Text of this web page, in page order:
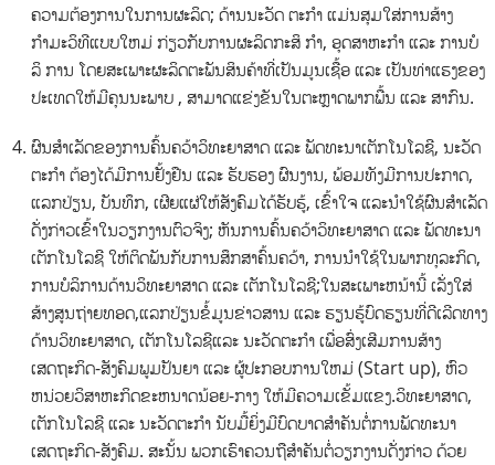
ຄວາມຕ້ອງການໃນການຜະລິດ; ດ້ານນະວັດ ຕະກໍາ ແມ່ນສຸມໃສ່ການສ້າງ
ກໍາມະວິທີແບບໃຫມ່ ກ່ຽວກັບການຜະລິດກະສິ ກໍາ, ອຸດສາຫະກໍາ ແລະ ການບໍ
ລິ ການ ໂດຍສະເພາະຜະລິດຕະພັນສິນຄ້າທີ່ເປັນມູນເຊື້ອ ແລະ ເປັນທ່າແຮງຂອງ
ປະເທດໃຫ້ມີຄຸນນະພາບ , ສາມາດແຂ່ງຂັນໃນຕະຫຼາດພາກພື້ນ ແລະ ສາກົນ.
ຜົນສໍາເລັດຂອງການຄົ້ນຄວ້າວິທະຍາສາດ ແລະ ພັດທະນາເຕັກໂນໂລຊີ, ນະວັດ
ຕະກໍາ ຕ້ອງໄດ້ມີການຢັ້ງຢືນ ແລະ ຮັບຮອງ ຜົນງານ, ພ້ອມທັງມີການປະກາດ,
ແລກປ່ຽນ, ບັນທຶກ, ເຜີຍແຜ່ໃຫ້ສັງຄົມໄດ້ຮັບຮູ້, ເຂົ້າໃຈ ແລະນໍາໃຊ້ຜົນສໍາເລັດ
ດັ່ງກ່າວເຂົ້າໃນວຽກງານຕົວຈິງ; ຫັນການຄົ້ນຄວ້າວິທະຍາສາດ ແລະ ພັດທະນາ
ເຕັກໂນໂລຊີ ໃຫ້ຕິດພັນກັບການສຶກສາຄົ້ນຄວ້າ, ການນໍາໃຊ້ໃນພາກທຸລະກິດ,
ການບໍລິການດ້ານວິທະຍາສາດ ແລະ ເຕັກໂນໂລຊີ;ໃນສະເພາະຫນ້ານີ້ ເລັ່ງໃສ່
ສ້າງສູນຖ່າຍທອດ,ແລກປ່ຽນຂໍ້ມູນຂ່າວສານ ແລະ ຮຽນຮູ້ບົດຮຽນທີ່ດີເລີດທາງ
ດ້ານວິທະຍາສາດ, ເຕັກໂນໂລຊີແລະ ນະວັດຕະກໍາ ເພື່ອສົ່ງເສີມການສ້າງ
ເສດຖະກິດ-ສັງຄົມພູມປັນຍາ ແລະ ຜູ້ປະກອບການໃຫມ່ (Start up), ຫົວ
ຫນ່ວຍວິສາຫະກິດຂະຫນາດນ້ອຍ-ກາງ ໃຫ້ມີຄວາມເຂັ້ມແຂງ.ວິທະຍາສາດ,
ເຕັກໂນໂລຊີ ແລະ ນະວັດຕະກໍາ ນັບມື້ຍິ່ງມີບົດບາດສໍາຄັນຕໍ່ການພັດທະນາ
ເສດຖະກິດ-ສັງຄົມ. ສະນັ້ນ ພວກເຮົາຄວນຖືສໍາຄັນຕໍ່ວຽກງານດັ່ງກ່າວ ດ້ວຍ